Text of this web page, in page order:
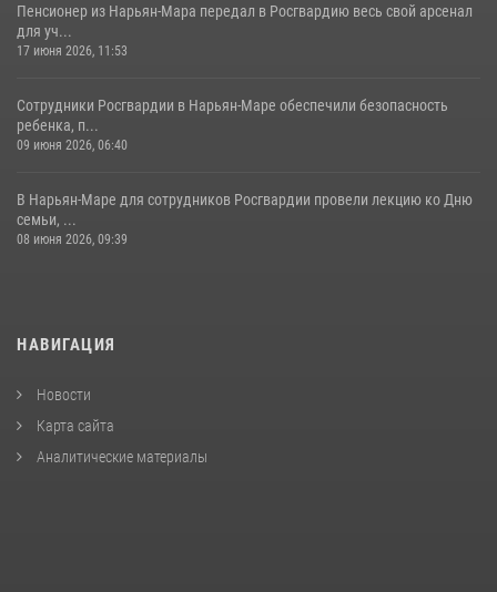
Пенсионер из Нарьян-Мара передал в Росгвардию весь свой арсенал
для уч...
17 июня 2026, 11:53
Сотрудники Росгвардии в Нарьян-Маре обеспечили безопасность
ребенка, п...
09 июня 2026, 06:40
В Нарьян-Маре для сотрудников Росгвардии провели лекцию ко Дню
семьи, ...
08 июня 2026, 09:39
НАВИГАЦИЯ
Новости
Карта сайта
Аналитические материалы